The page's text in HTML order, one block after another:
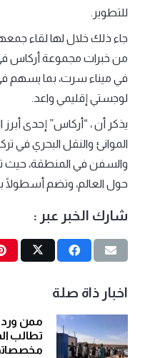
للتطوير.
جاء ذلك خلال لها لقاء
من خبرات مجموعة أركاس في
في ميناء سرت، بما يسهم في
لوجستي إقليمي واعد.
يذكر أن ، “أركاس” إحدى
الموانئ والنقل البحري في
حول العالم، وتضم أسطولًا بحريًا
شارك الخبر عبر :
اخبار ذاة صلة
ممن
تطالب